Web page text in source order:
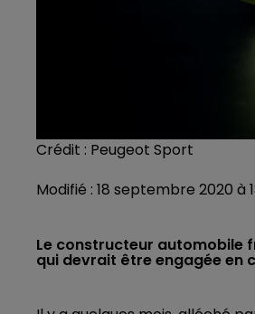
Crédit : Peugeot Sport
Modifié : 18 septembre 2020 à
Le constructeur automobile
qui devrait être engagée en